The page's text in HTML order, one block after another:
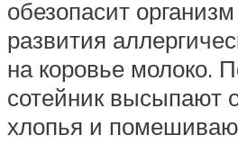
обезопасит
развития
на коровье молоко.
сотейник высыпают
хлопья и